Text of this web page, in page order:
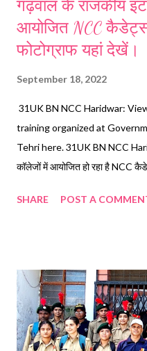
गढ़वाल के राजकीय
आयोजित NCC
फोटोग्राफ यहां देखें।
September 18, 2022
31UK BN NCC Haridwar:
training organized at
Tehri here. 31UK BN NCC
कॉलेजों में आयोजित हो रहा है NCC
"जनपद के कैडेट्स 23 अक्टूबर से 30
SHARE POST A